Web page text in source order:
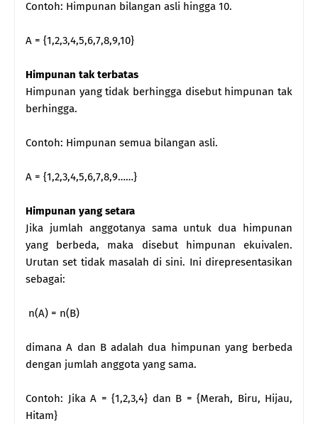
Contoh: Himpunan bilangan asli hingga 10.
A = {1,2,3,4,5,6,7,8,9,10}
Himpunan tak terbatas
Himpunan yang tidak berhingga disebut himpunan tak
berhingga.
Contoh: Himpunan semua bilangan asli.
A = {1,2,3,4,5,6,7,8,9……}
Himpunan yang setara
Jika jumlah anggotanya sama untuk dua himpunan
yang berbeda, maka disebut himpunan ekuivalen.
Urutan set tidak masalah di sini. Ini direpresentasikan
sebagai:
n(A) = n(B)
dimana A dan B adalah dua himpunan yang berbeda
dengan jumlah anggota yang sama.
Contoh: Jika A = {1,2,3,4} dan B = {Merah, Biru, Hijau,
Hitam}